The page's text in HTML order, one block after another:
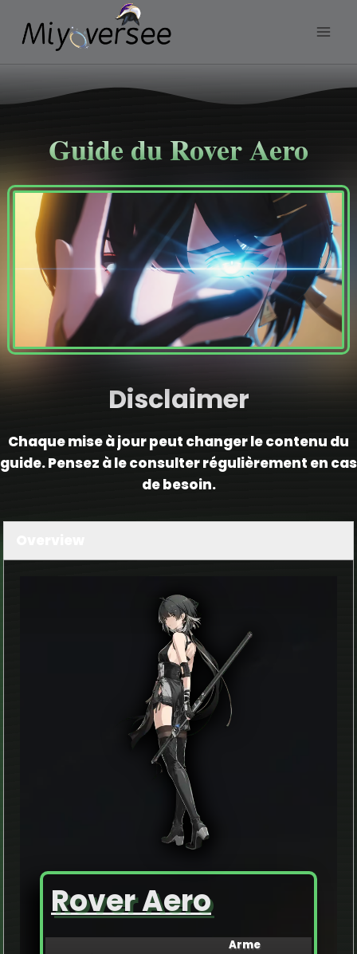
contenu
Guide du Rover Aero
Disclaimer
Chaque mise à jour peut changer le contenu du
guide. Pensez à le consulter régulièrement en cas
de besoin.
Rover Aero
Arme